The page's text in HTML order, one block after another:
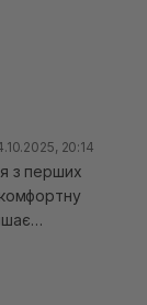
20:14
з перших